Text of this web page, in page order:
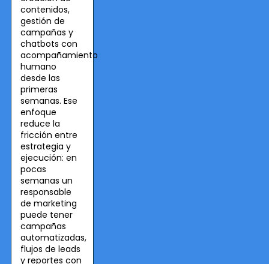
contenidos,
gestión de
campañas y
chatbots con
acompañamiento
humano
desde las
primeras
semanas. Ese
enfoque
reduce la
fricción entre
estrategia y
ejecución: en
pocas
semanas un
responsable
de marketing
puede tener
campañas
automatizadas,
flujos de leads
y reportes con